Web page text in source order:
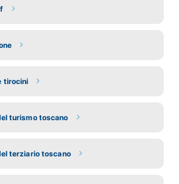
tirocini
turismo toscano
terziario toscano